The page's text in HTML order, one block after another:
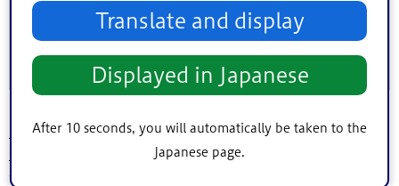
Translate and display
Displayed in Japanese
After 10 seconds, you will automatically be taken to the
Japanese page.
このページは 環境部環境課 が担当しています。
トップページ > シティインフォメーション> オンラインサービス> 申請書ダウ
環境保全・公害規制
制法・振動規制法）